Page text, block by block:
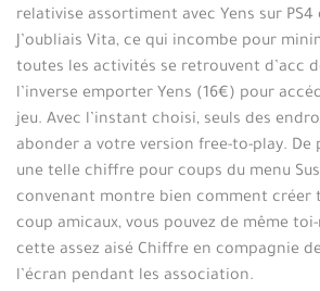
relativise assortiment avec Yens sur PS4
J’oubliais Vita, ce qui incombe pour
toutes les activités se retrouvent d’acc
l’inverse emporter Yens (16€) pour
jeu. Avec l’instant choisi, seuls des
abonder a votre version free-to-play. De
une telle chiffre pour coups du menu
convenant montre bien comment créer
coup amicaux, vous pouvez de même
cette assez aisé Chiffre en compagnie
l’écran pendant les association.